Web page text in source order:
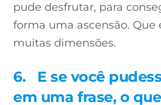
pude desfrutar, para
forma uma ascensão. Que
muitas dimensões.
6.
E se você
em uma frase, o